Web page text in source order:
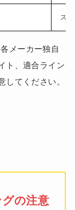
ス
メーカー独自
ト、適合ライン
してください。
の注意